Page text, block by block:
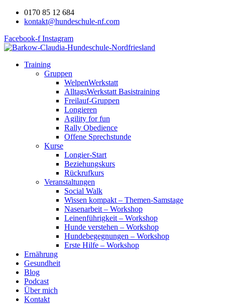
0170 85 12 684
kontakt@hundeschule-nf.com
Facebook-f Instagram
Training
Gruppen
WelpenWerkstatt
AlltagsWerkstatt Basistraining
Freilauf-Gruppen
Longieren
Agility for fun
Rally Obedience
Offene Sprechstunde
Kurse
Longier-Start
Beziehungskurs
Rückrufkurs
Veranstaltungen
Social Walk
Wissen kompakt – Themen-Samstage
Nasenarbeit – Workshop
Leinenführigkeit – Workshop
Hunde verstehen – Workshop
Hundebegegnungen – Workshop
Erste Hilfe – Workshop
Ernährung
Gesundheit
Blog
Podcast
Über mich
Kontakt